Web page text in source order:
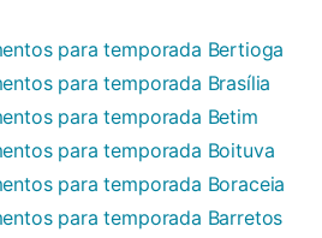
para temporada Bertioga
para temporada Brasília
para temporada Betim
para temporada Boituva
para temporada Boraceia
para temporada Barretos